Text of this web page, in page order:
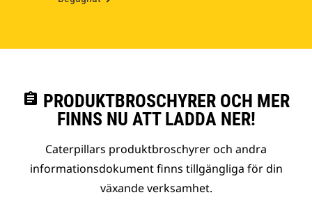
assignment PRODUKTBROSCHYRER OCH MER
FINNS NU ATT LADDA NER!
Caterpillars produktbroschyrer och andra
informationsdokument finns tillgängliga för din
växande verksamhet.